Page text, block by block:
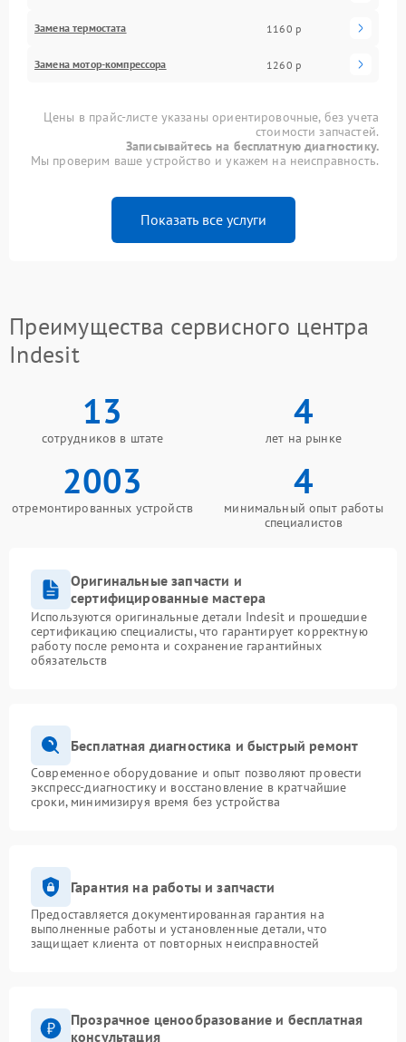
Замена термостата 1160 р
Замена мотор-компрессора 1260 р
Цены в прайс-листе указаны ориентировочные, без учета
стоимости запчастей.
Записывайтесь на бесплатную диагностику.
Мы проверим ваше устройство и укажем на неисправность.
Показать все услуги
Преимущества сервисного центра
Indesit
13
сотрудников в штате
4
лет на рынке
2003
отремонтированных устройств
4
минимальный опыт работы
специалистов
Оригинальные запчасти и
сертифицированные мастера
Используются оригинальные детали Indesit и прошедшие
сертификацию специалисты, что гарантирует корректную
работу после ремонта и сохранение гарантийных
обязательств
Бесплатная диагностика и быстрый ремонт
Современное оборудование и опыт позволяют провести
экспресс-диагностику и восстановление в кратчайшие
сроки, минимизируя время без устройства
Гарантия на работы и запчасти
Предоставляется документированная гарантия на
выполненные работы и установленные детали, что
защищает клиента от повторных неисправностей
Прозрачное ценообразование и бесплатная
консультация